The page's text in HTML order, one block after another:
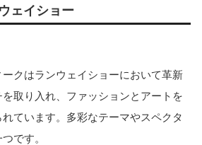
ェイショー
ークはランウェイショーにおいて革新
取り入れ、ファッションとアートを
ています。多彩なテーマやスペクタ
です。